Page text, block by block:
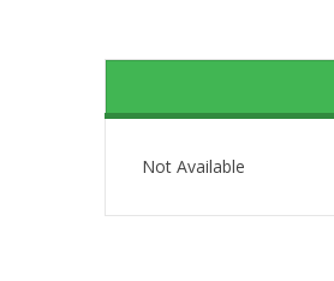
Not Available